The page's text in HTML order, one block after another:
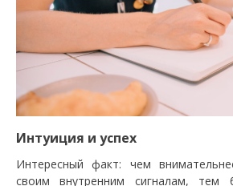
Интуиция и успех
Интересный факт: чем
своим внутренним сигналам, тем